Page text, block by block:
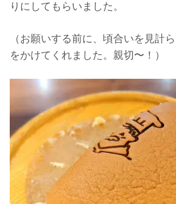
りにしてもらいました。
（お願いする前に、頃合いを見計
をかけてくれました。親切〜！）